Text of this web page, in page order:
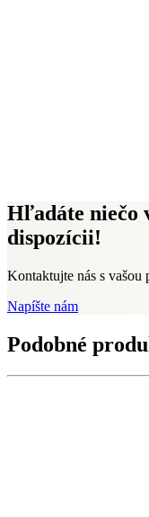
Hľadáte niečo
dispozícii!
Kontaktujte nás s vašou
Napíšte nám
Podobné